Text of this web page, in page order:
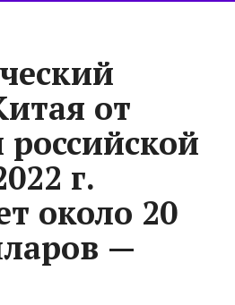
от
российской
г.
около 20
—